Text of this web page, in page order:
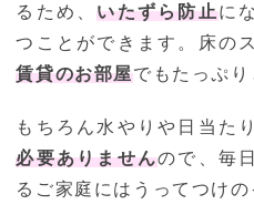
るため、いたずら防止に
つことができます。床の
賃貸のお部屋でもたっぷり
もちろん水やりや日当た
必要ありませんので、毎
るご家庭にはうってつけの